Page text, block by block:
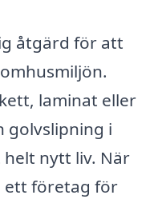
åtgärd för att
laminat eller
golvslipning i
helt nytt liv. När
ett företag för